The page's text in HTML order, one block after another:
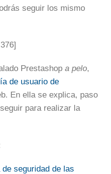
seguir los mismo
Prestashop a pelo,
de usuario de
En ella se explica, paso
para realizar la
seguridad de las